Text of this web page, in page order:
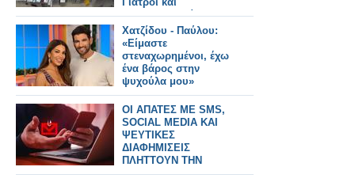
φαρμακοποιοί στο
κόλπο, άνω των
400.000 ευρώ η ζημιά
Χατζίδου - Παύλου:
«Είμαστε
στεναχωρημένοι, έχω
ένα βάρος στην
ψυχούλα μου»
ΟΙ ΑΠΑΤΕΣ ΜΕ SMS,
SOCIAL MEDIA ΚΑΙ
ΨΕΥΤΙΚΕΣ
ΔΙΑΦΗΜΙΣΕΙΣ
ΠΛΗΤΤΟΥΝ ΤΗΝ
ΕΛΛΑΔΑ